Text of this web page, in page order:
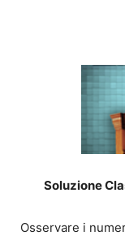
Soluzione
Osservare i